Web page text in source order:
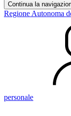
Continua la
Regione Autonoma
personale